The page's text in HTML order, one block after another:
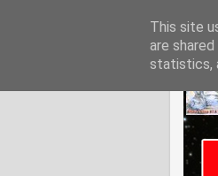
This site
are
statistics,